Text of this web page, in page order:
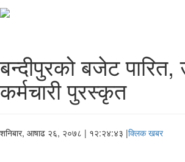
बन्दीपुरको बजेट
कर्मचारी पुरस्कृत
शनिबार, आषाढ २६, २०७८ | १२:२४:४३ |क्लिक खबर